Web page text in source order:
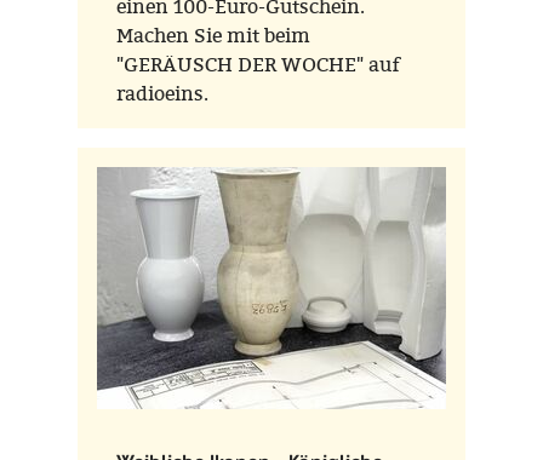
einen 100-Euro-Gutschein.
Machen Sie mit beim
"GERÄUSCH DER WOCHE" auf
radioeins.